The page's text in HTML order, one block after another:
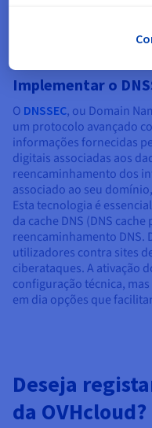
da sua propriedade e a
ser tomado pela
Implementar o
O DNSSEC, ou Domain
um protocolo avançado
informações fornecidas
digitais associadas aos
reencaminhamento dos
associado ao seu
Esta tecnologia é
da cache DNS (DNS
reencaminhamento DNS.
utilizadores contra sites
ciberataques. A ativação
configuração técnica,
em dia opções que
Deseja
da OVHcloud?